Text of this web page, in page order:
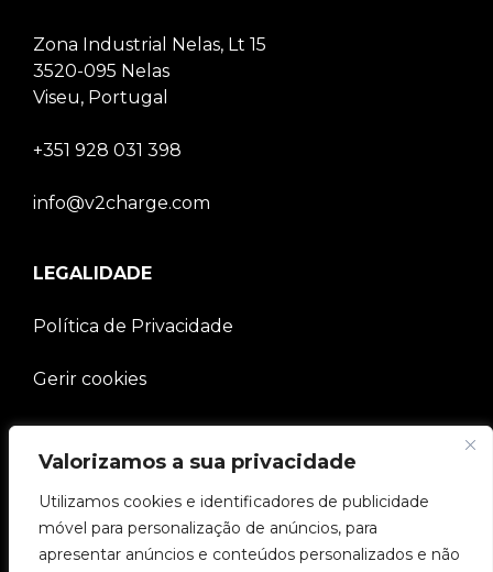
Valorizamos a sua privacidade
Utilizamos cookies e identificadores de publicidade
móvel para personalização de anúncios, para
apresentar anúncios e conteúdos personalizados e não
Zona Industrial Nelas, Lt 15
3520-095 Nelas
Viseu, Portugal
+351 928 031 398
info@v2charge.com
LEGALIDADE
Política de Privacidade
Gerir cookies
EMPRESA
Comunidade V2C
e-Chargers